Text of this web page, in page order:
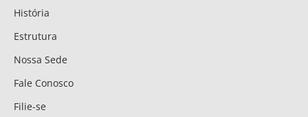
História
Estrutura
Nossa Sede
Fale Conosco
Filie-se